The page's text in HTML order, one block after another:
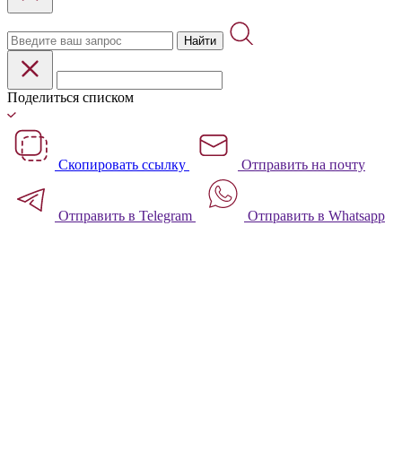
Найти
Поделиться списком
Скопировать ссылку Отправить на почту
Отправить в Telegram Отправить в Whatsapp